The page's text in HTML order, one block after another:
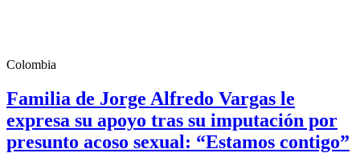
Colombia
Familia de Jorge Alfredo Vargas le
expresa su apoyo tras su imputación por
presunto acoso sexual: “Estamos contigo”